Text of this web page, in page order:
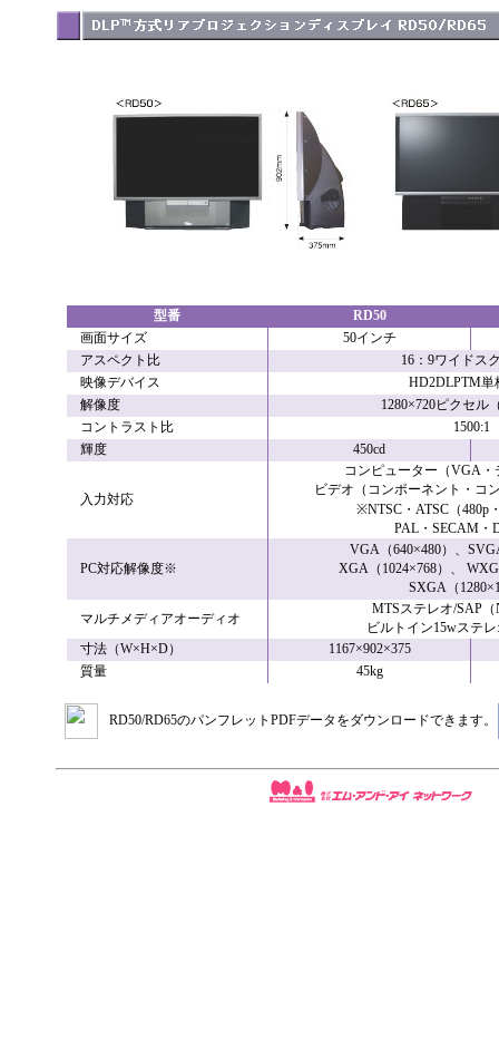
型番
RD50
画面サイズ
50インチ
アスペクト比
16：9ワイドス
映像デバイス
HD2DLPTM単
解像度
1280×720ピクセル
コントラスト比
1500:1
輝度
450cd
入力対応
コンピューター（VGA
ビデオ（コンポーネント・コ
※NTSC・ATSC（480p
PAL・SECAM・
PC対応解像度※
VGA（640×480）、
XGA（1024×768）、
SXGA（
マルチメディアオーディオ
MTSステレオ/SAP（
ビルトイン15wステ
寸法（W×H×D）
1167×902×375
質量
45kg
RD50/RD65のパンフレットPDFデータをダウンロードできます。